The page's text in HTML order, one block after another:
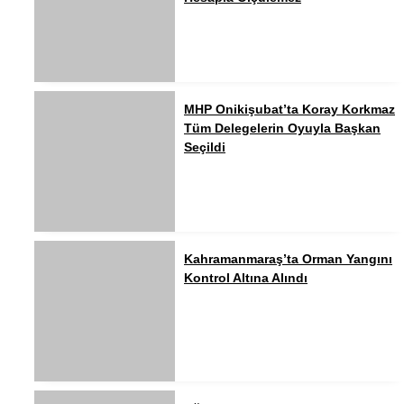
MHP Onikişubat’ta Koray Korkmaz
Tüm Delegelerin Oyuyla Başkan
Seçildi
Kahramanmaraş’ta Orman Yangını
Kontrol Altına Alındı